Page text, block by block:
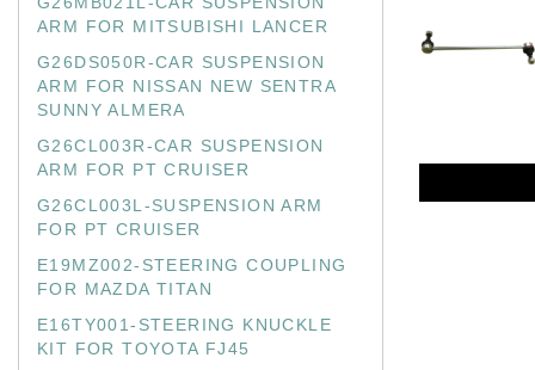
ARM FOR MITSUBISHI LANCER
G26DS050R-CAR SUSPENSION
ARM FOR NISSAN NEW SENTRA
SUNNY ALMERA
G26CL003R-CAR SUSPENSION
ARM FOR PT CRUISER
G26CL003L-SUSPENSION ARM
FOR PT CRUISER
E19MZ002-STEERING COUPLING
FOR MAZDA TITAN
E16TY001-STEERING KNUCKLE
KIT FOR TOYOTA FJ45